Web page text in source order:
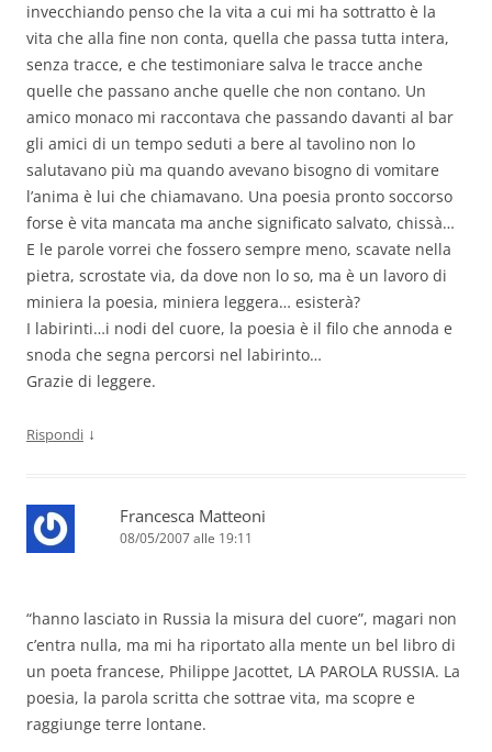
invecchiando penso che la vita a cui mi ha sottratto è la
vita che alla fine non conta, quella che passa tutta intera,
senza tracce, e che testimoniare salva le tracce anche
quelle che passano anche quelle che non contano. Un
amico monaco mi raccontava che passando davanti al bar
gli amici di un tempo seduti a bere al tavolino non lo
salutavano più ma quando avevano bisogno di vomitare
l’anima è lui che chiamavano. Una poesia pronto soccorso
forse è vita mancata ma anche significato salvato, chissà…
E le parole vorrei che fossero sempre meno, scavate nella
pietra, scrostate via, da dove non lo so, ma è un lavoro di
miniera la poesia, miniera leggera… esisterà?
I labirinti…i nodi del cuore, la poesia è il filo che annoda e
snoda che segna percorsi nel labirinto…
Grazie di leggere.
Rispondi ↓
Francesca Matteoni
08/05/2007 alle 19:11
“hanno lasciato in Russia la misura del cuore”, magari non
c’entra nulla, ma mi ha riportato alla mente un bel libro di
un poeta francese, Philippe Jacottet, LA PAROLA RUSSIA. La
poesia, la parola scritta che sottrae vita, ma scopre e
raggiunge terre lontane.